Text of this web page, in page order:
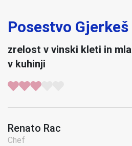
Posestvo Gjerkeš
zrelost v vinski kleti in
v kuhinji
Renato Rac
Chef